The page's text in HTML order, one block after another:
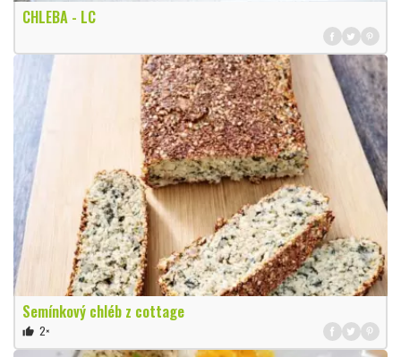
CHLEBA - LC
Semínkový chléb z cottage
thumb_up 2×